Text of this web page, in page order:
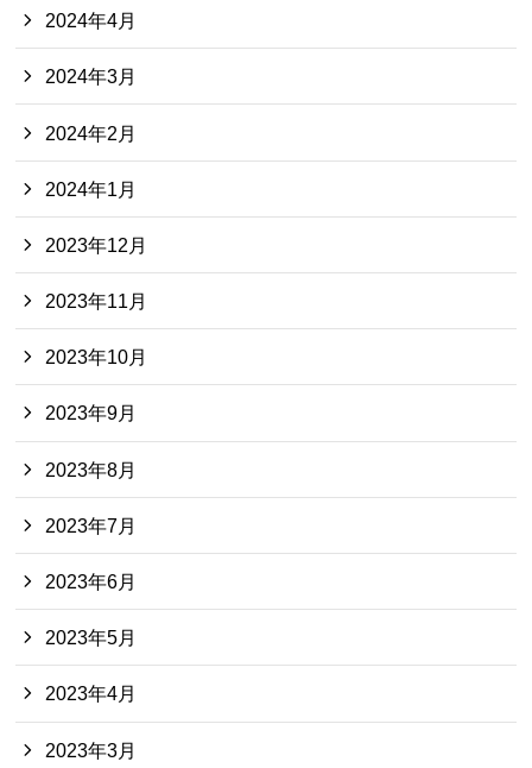
2024年4月
2024年3月
2024年2月
2024年1月
2023年12月
2023年11月
2023年10月
2023年9月
2023年8月
2023年7月
2023年6月
2023年5月
2023年4月
2023年3月